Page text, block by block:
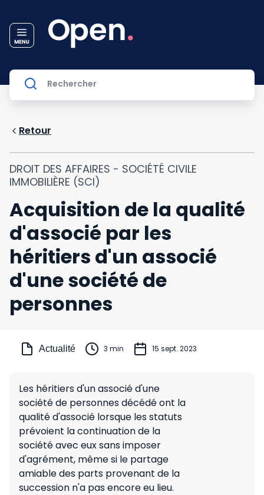
Retour
DROIT DES AFFAIRES - SOCIÉTÉ CIVILE
IMMOBILIÈRE (SCI)
Acquisition de la qualité
d'associé par les
héritiers d'un associé
d'une société de
personnes
Actualité 3 min 15 sept. 2023
Les héritiers d'un associé d'une
société de personnes décédé ont la
qualité d'associé lorsque les statuts
prévoient la continuation de la
société avec eux sans imposer
d'agrément, même si le partage
amiable des parts provenant de la
succession n'a pas encore eu lieu.